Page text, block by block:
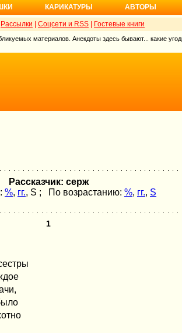
КАРИКАТУРЫ АВТОРЫ
Рассылки Соцсети и RSS Гостевые книги
материалов. Анекдоты здесь бывают... какие
Рассказчик: серж
%, гг., S ; По возрастанию: %, гг., S
1